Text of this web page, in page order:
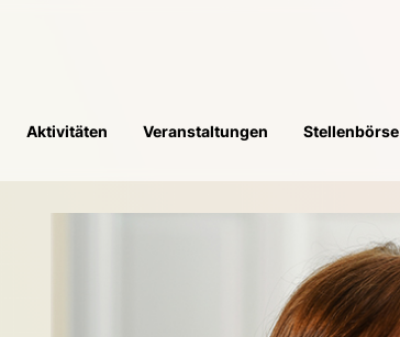
Aktivitäten Veranstaltungen Stellenbörse